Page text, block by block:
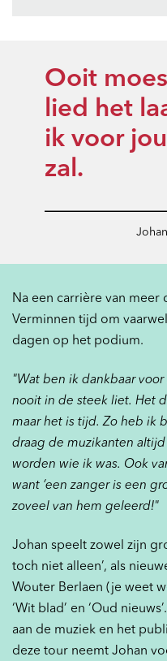
Ooit
lied het
ik voor
zal.
Na een carrière van meer
Verminnen tijd om
dagen op het podium.
"Wat ben ik dankbaar
nooit in de steek liet. Het
maar het is tijd. Zo heb ik
draag de muzikanten
worden wie ik was. Ook
want ‘een zanger is een
zoveel van hem geleerd!"
Johan speelt zowel zijn
toch niet alleen’, als
Wouter Berlaen (je weet
‘Wit blad’ en ‘Oud
aan de muziek en het
deze tour neemt Johan